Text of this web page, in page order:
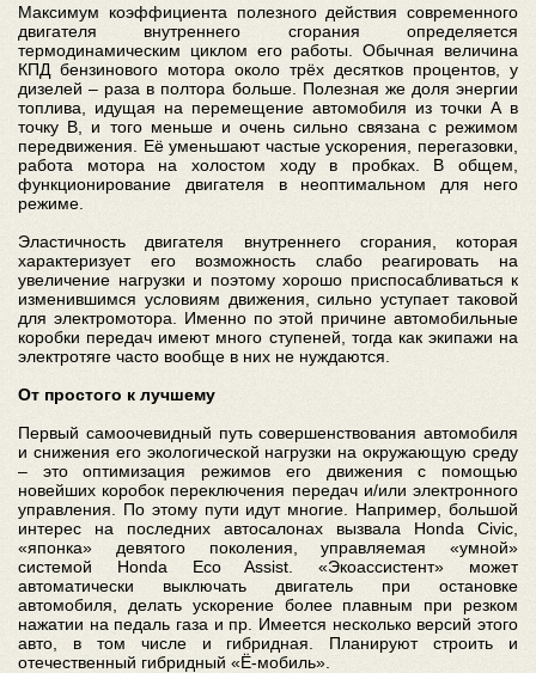
Максимум коэффициента полезного действия современного
двигателя внутреннего сгорания определяется
термодинамическим циклом его работы. Обычная величина
КПД бензинового мотора около трёх десятков процентов, у
дизелей – раза в полтора больше. Полезная же доля энергии
топлива, идущая на перемещение автомобиля из точки А в
точку В, и того меньше и очень сильно связана с режимом
передвижения. Её уменьшают частые ускорения, перегазовки,
работа мотора на холостом ходу в пробках. В общем,
функционирование двигателя в неоптимальном для него
режиме.
Эластичность двигателя внутреннего сгорания, которая
характеризует его возможность слабо реагировать на
увеличение нагрузки и поэтому хорошо приспосабливаться к
изменившимся условиям движения, сильно уступает таковой
для электромотора. Именно по этой причине автомобильные
коробки передач имеют много ступеней, тогда как экипажи на
электротяге часто вообще в них не нуждаются.
От простого к лучшему
Первый самоочевидный путь совершенствования автомобиля
и снижения его экологической нагрузки на окружающую среду
– это оптимизация режимов его движения с помощью
новейших коробок переключения передач и/или электронного
управления. По этому пути идут многие. Например, большой
интерес на последних автосалонах вызвала Honda Civic,
«японка» девятого поколения, управляемая «умной»
системой Honda Eco Assist. «Экоассистент» может
автоматически выключать двигатель при остановке
автомобиля, делать ускорение более плавным при резком
нажатии на педаль газа и пр. Имеется несколько версий этого
авто, в том числе и гибридная. Планируют строить и
отечественный гибридный «Ё-мобиль».